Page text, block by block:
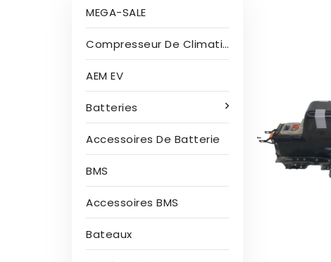
MEGA-SALE
Compresseur De Climatisation
AEM EV
Batteries
Accessoires De Batterie
BMS
Accessoires BMS
Bateaux